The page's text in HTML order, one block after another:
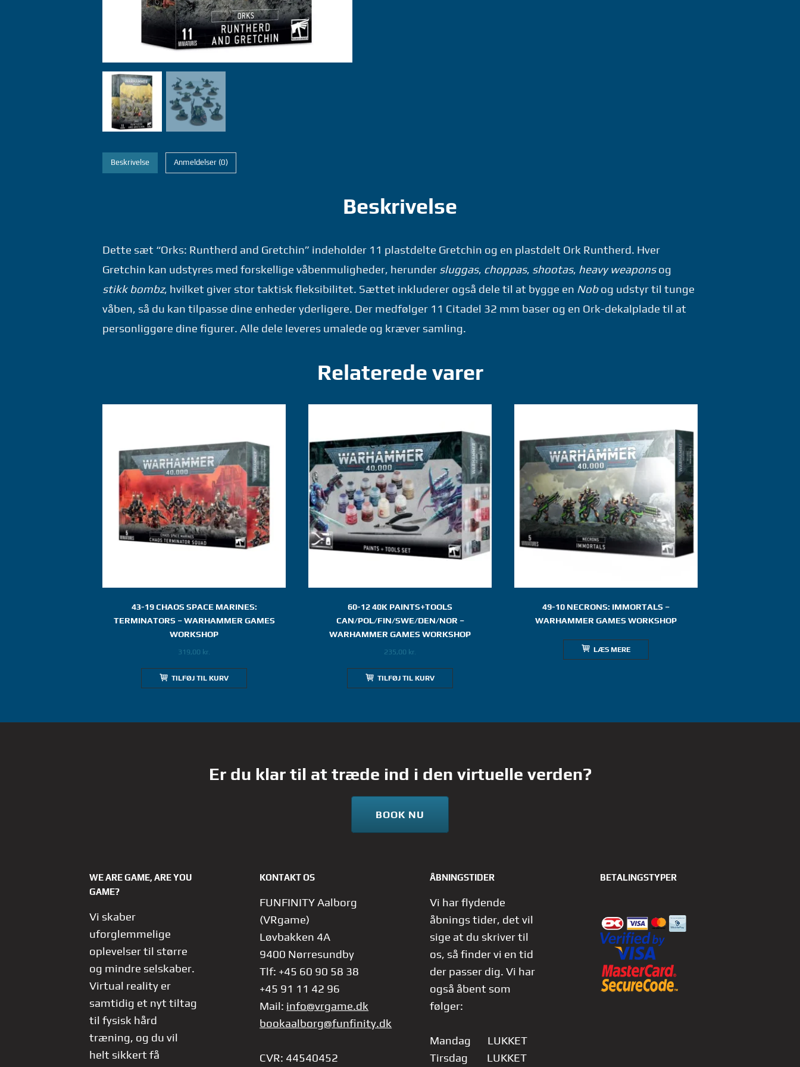
Beskrivelse Anmeldelser (0)
Beskrivelse
Dette sæt “Orks: Runtherd and Gretchin” indeholder 11 plastdelte Gretchin og en plastdelt Ork Runtherd. Hver
Gretchin kan udstyres med forskellige våbenmuligheder, herunder sluggas, choppas, shootas, heavy weaponsog
stikk bombz, hvilket giver stor taktisk fleksibilitet. Sættet inkluderer også dele til at bygge en Nobog udstyr til tunge
våben, så du kan tilpasse dine enheder yderligere. Der medfølger 11 Citadel 32 mm baser og en Ork-dekalplade til at
personliggøre dine figurer. Alle dele leveres umalede og kræver samling.
Relaterede varer
43-19 CHAOS SPACE MARINES:
TERMINATORS – WARHAMMER GAMES
WORKSHOP
319,00 kr.
TILFØJ TIL KURV
60-12 40K PAINTS+TOOLS
CAN/POL/FIN/SWE/DEN/NOR –
WARHAMMER GAMES WORKSHOP
235,00 kr.
TILFØJ TIL KURV
49-10 NECRONS: IMMORTALS –
WARHAMMER GAMES WORKSHOP
LÆS MERE
Er du klar til at træde ind i den virtuelle verden?
BOOK NU
WE ARE GAME, ARE YOU
GAME?
Vi skaber
uforglemmelige
oplevelser til større
og mindre selskaber.
Virtual reality er
samtidig et nyt tiltag
til fysisk hård
træning, og du vil
helt sikkert få
KONTAKT OS
FUNFINITY Aalborg
(VRgame)
Løvbakken 4A
9400 Nørresundby
Tlf: +45 60 90 58 38
+45 91 11 42 96
Mail: info@vrgame.dk
bookaalborg@funfinity.dk
CVR: 44540452
ÅBNINGSTIDER
Vi har flydende
åbnings tider, det vil
sige at du skriver til
os, så finder vi en tid
der passer dig. Vi har
også åbent som
følger:
Mandag LUKKET
Tirsdag LUKKET
BETALINGSTYPER